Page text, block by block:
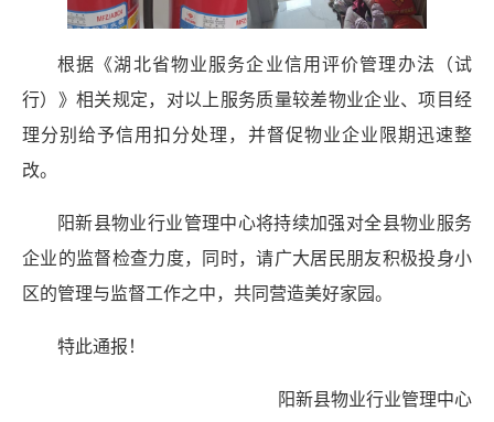
根据《湖北省物业服务企业信用评价管理办法（试
行）》相关规定，对以上服务质量较差物业企业、项目经
理分别给予信用扣分处理，并督促物业企业限期迅速整
改。
阳新县物业行业管理中心将持续加强对全县物业服务
企业的监督检查力度，同时，请广大居民朋友积极投身小
区的管理与监督工作之中，共同营造美好家园。
特此通报！
阳新县物业行业管理中心